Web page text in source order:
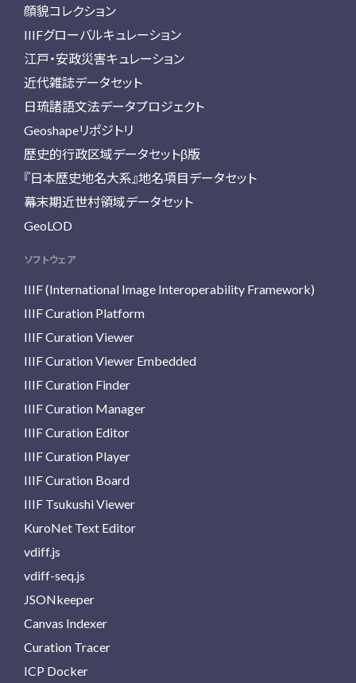
顔貌コレクション
IIIFグローバルキュレーション
江戸・安政災害キュレーション
近代雑誌データセット
日琉諸語文法データプロジェクト
Geoshapeリポジトリ
歴史的行政区域データセットβ版
『日本歴史地名大系』地名項目データセット
幕末期近世村領域データセット
GeoLOD
ソフトウェア
IIIF (International Image Interoperability Framework)
IIIF Curation Platform
IIIF Curation Viewer
IIIF Curation Viewer Embedded
IIIF Curation Finder
IIIF Curation Manager
IIIF Curation Editor
IIIF Curation Player
IIIF Curation Board
IIIF Tsukushi Viewer
KuroNet Text Editor
vdiff.js
vdiff-seq.js
JSONkeeper
Canvas Indexer
Curation Tracer
ICP Docker